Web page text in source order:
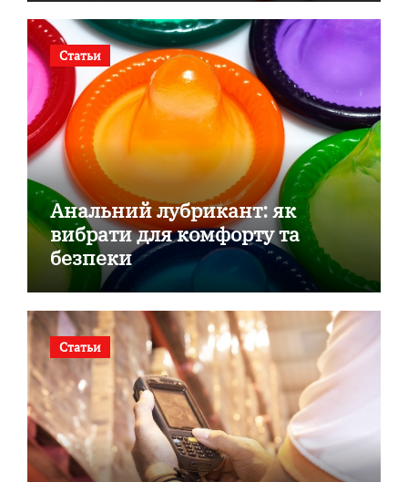
Статьи
Анальний лубрикант: як
вибрати для комфорту та
безпеки
Статьи